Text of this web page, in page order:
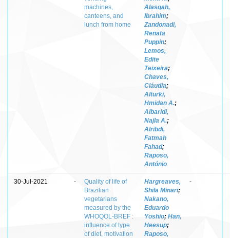
machines,
canteens, and
lunch from home
Alasqah,
Ibrahim;
Zandonadi,
Renata
Puppin;
Lemos,
Edite
Teixeira;
Chaves,
Cláudia;
Alturki,
Hmidan A.;
Albaridi,
Najla A.;
Alribdi,
Fatmah
Fahad;
Raposo,
António
30-Jul-2021 -
Quality of life of
Brazilian
vegetarians
measured by the
WHOQOL-BREF :
influence of type
of diet, motivation
Hargreaves,
Shila Minari;
Nakano,
Eduardo
Yoshio; Han,
Heesup;
Raposo,
-